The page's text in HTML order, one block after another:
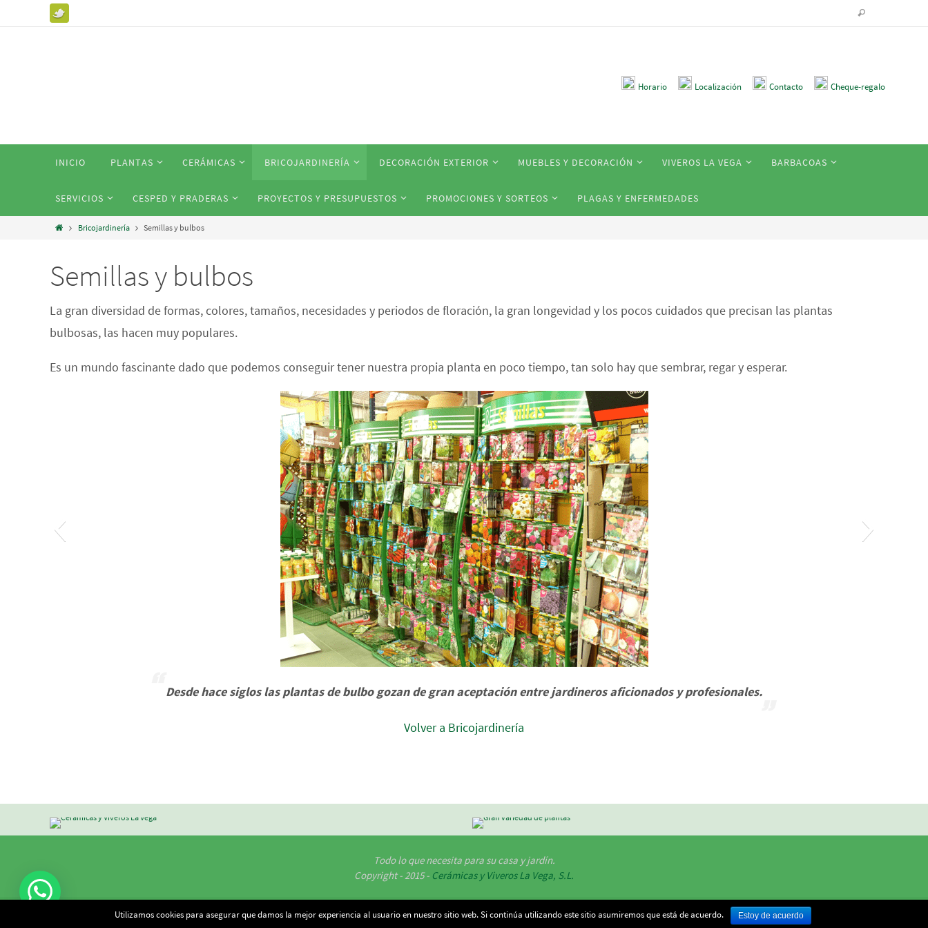
Horario Localización Contacto Cheque-regalo
INICIO PLANTAS CERÁMICAS BRICOJARDINERÍA DECORACIÓN EXTERIOR MUEBLES Y DECORACIÓN VIVEROS LA VEGA BARBACOAS
SERVICIOS CESPED Y PRADERAS PROYECTOS Y PRESUPUESTOS PROMOCIONES Y SORTEOS PLAGAS Y ENFERMEDADES
Bricojardinería Semillas y bulbos
Semillas y bulbos
La gran diversidad de formas, colores, tamaños, necesidades y periodos de floración, la gran longevidad y los pocos cuidados que precisan las plantas
bulbosas, las hacen muy populares.
Es un mundo fascinante dado que podemos conseguir tener nuestra propia planta en poco tiempo, tan solo hay que sembrar, regar y esperar.
Desde hace siglos las plantas de bulbo gozan de gran aceptación entre jardineros aficionados y profesionales.
Volver a Bricojardinería
Todo lo que necesita para su casa y jardín.
Copyright - 2015 - Cerámicas y Viveros La Vega, S.L.
Utilizamos cookies para asegurar que damos la mejor experiencia al usuario en nuestro sitio web. Si continúa utilizando este sitio asumiremos que está de acuerdo. Estoy de acuerdo